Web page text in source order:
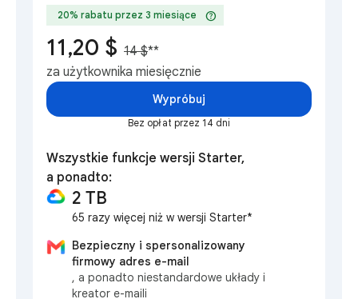
20% rabatu przez 3 miesiące help
11,20 $ 14 $**
za użytkownika miesięcznie
Wypróbuj
Bez opłat przez 14 dni
Wszystkie funkcje wersji Starter,
a ponadto:
2 TB
65 razy więcej niż w wersji Starter*
Bezpieczny i spersonalizowany
firmowy adres e-mail
, a ponadto niestandardowe układy i
kreator e-maili